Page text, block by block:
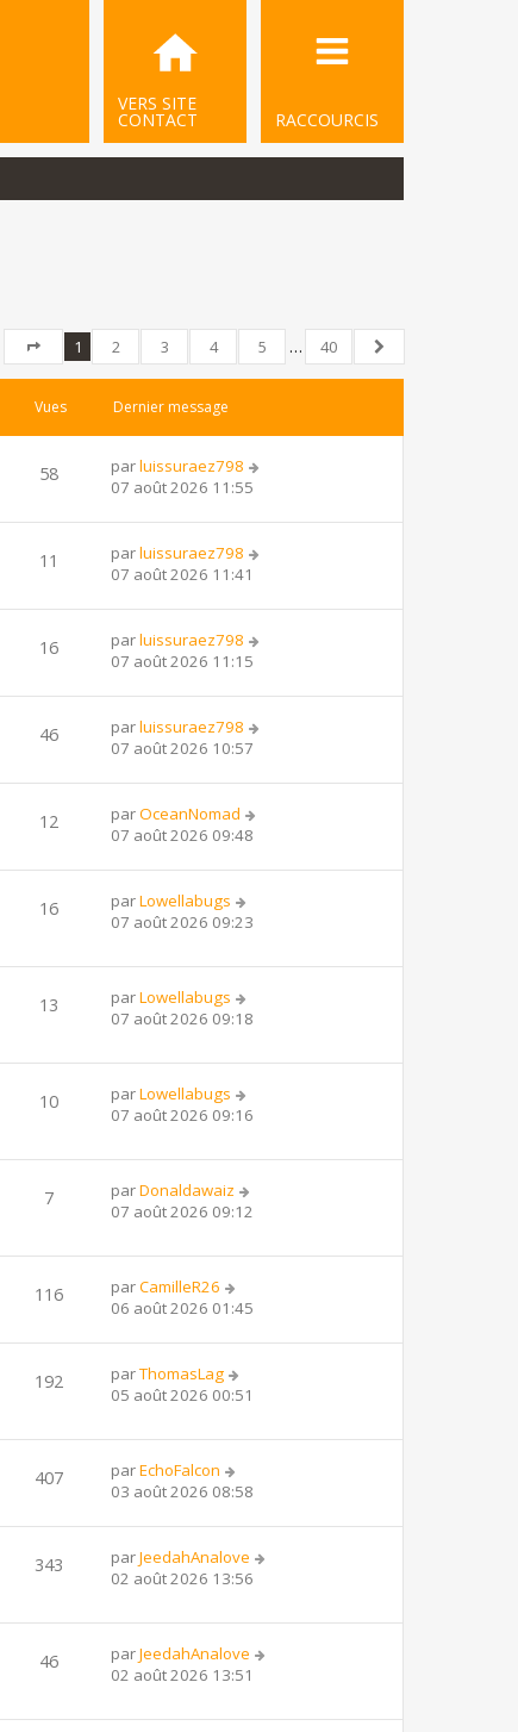
RACCOURCIS
VERS SITE
CONTACT
Page
sur40
1 2 3 4 5 …
40
Suivant
Vues Dernier message
58 parluissuraez798
07 août 2026 11:55
11 parluissuraez798
07 août 2026 11:41
16 parluissuraez798
07 août 2026 11:15
46 parluissuraez798
07 août 2026 10:57
12 parOceanNomad
07 août 2026 09:48
16 parLowellabugs
07 août 2026 09:23
13 parLowellabugs
07 août 2026 09:18
10 parLowellabugs
07 août 2026 09:16
7 parDonaldawaiz
07 août 2026 09:12
116 parCamilleR26
06 août 2026 01:45
192 parThomasLag
05 août 2026 00:51
407 parEchoFalcon
03 août 2026 08:58
343 parJeedahAnalove
02 août 2026 13:56
46 parJeedahAnalove
02 août 2026 13:51